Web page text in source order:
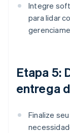
Integre
para lidar
Etapa 5:
entrega
Finalize